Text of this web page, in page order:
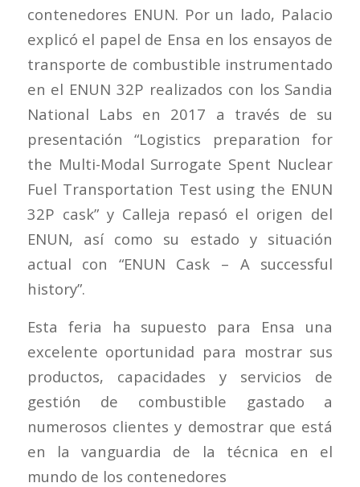
contenedores ENUN. Por un lado, Palacio
explicó el papel de Ensa en los ensayos de
transporte de combustible instrumentado
en el ENUN 32P realizados con los Sandia
National Labs en 2017 a través de su
presentación “Logistics preparation for
the Multi-Modal Surrogate Spent Nuclear
Fuel Transportation Test using the ENUN
32P cask” y Calleja repasó el origen del
ENUN, así como su estado y situación
actual con “ENUN Cask – A successful
history”.
Esta feria ha supuesto para Ensa una
excelente oportunidad para mostrar sus
productos, capacidades y servicios de
gestión de combustible gastado a
numerosos clientes y demostrar que está
en la vanguardia de la técnica en el
mundo de los contenedores